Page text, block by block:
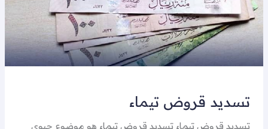
تسديد قروض تيماء
تسديد قروض تيماء تسديد قروض تيماء هو موضوع حيوي